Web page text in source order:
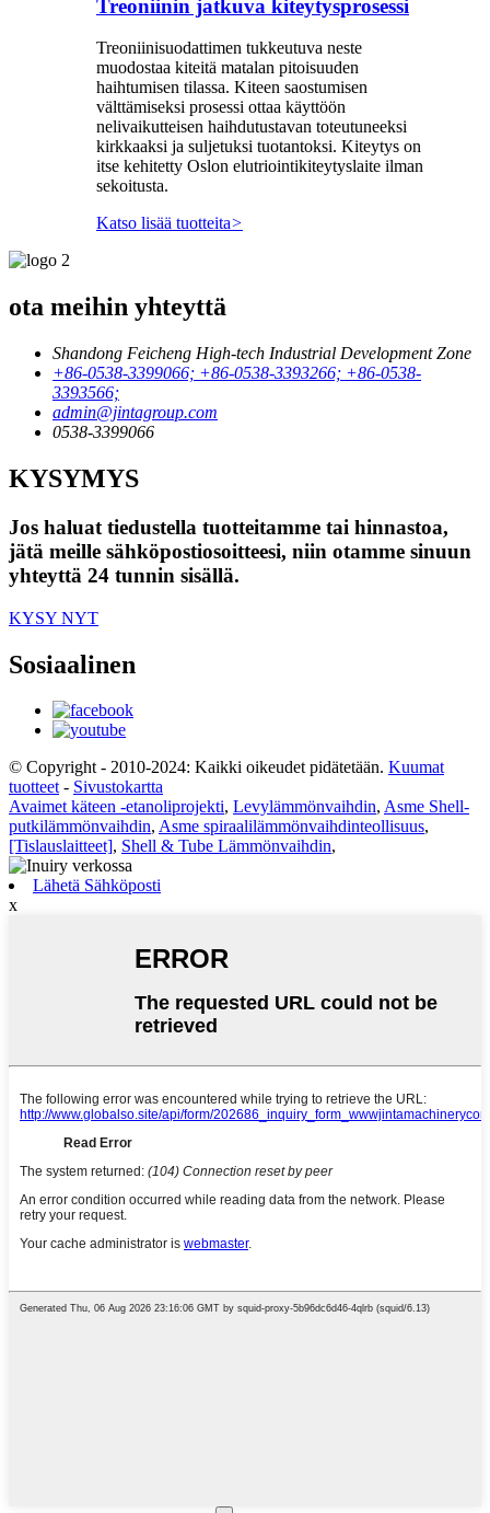
Treoniinin jatkuva kiteytysprosessi
Treoniinisuodattimen tukkeutuva neste
muodostaa kiteitä matalan pitoisuuden
haihtumisen tilassa. Kiteen saostumisen
välttämiseksi prosessi ottaa käyttöön
nelivaikutteisen haihdutustavan toteutuneeksi
kirkkaaksi ja suljetuksi tuotantoksi. Kiteytys on
itse kehitetty Oslon elutriointikiteytyslaite ilman
sekoitusta.
Katso lisää tuotteita>
ota meihin yhteyttä
Shandong Feicheng High-tech Industrial Development Zone
+86-0538-3399066; +86-0538-3393266; +86-0538-
3393566;
admin@jintagroup.com
0538-3399066
KYSYMYS
Jos haluat tiedustella tuotteitamme tai hinnastoa,
jätä meille sähköpostiosoitteesi, niin otamme sinuun
yhteyttä 24 tunnin sisällä.
KYSY NYT
Sosiaalinen
© Copyright - 2010-2024: Kaikki oikeudet pidätetään. Kuumat
tuotteet- Sivustokartta
Avaimet käteen -etanoliprojekti, Levylämmönvaihdin, Asme Shell-
putkilämmönvaihdin, Asme spiraalilämmönvaihdinteollisuus,
[Tislauslaitteet], Shell & Tube Lämmönvaihdin,
Lähetä Sähköposti
x